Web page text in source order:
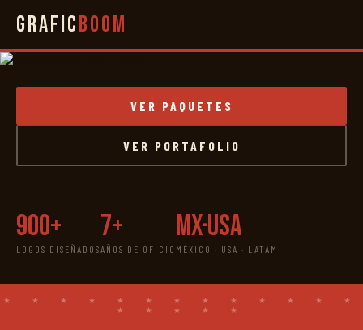
GraficBoom
VER PAQUETES
VER PORTAFOLIO
900+
LOGOS DISEÑADOS
7+
AÑOS DE OFICIO
MX·USA
MÉXICO · USA · LATAM